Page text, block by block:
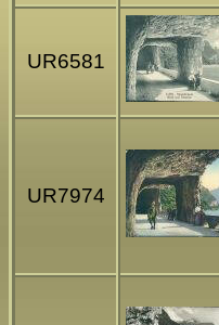
UR6581
UR7974